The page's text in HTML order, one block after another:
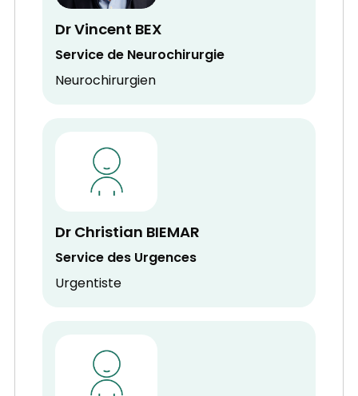
Dr Vincent BEX
Service de Neurochirurgie
Neurochirurgien
Dr Christian BIEMAR
Service des Urgences
Urgentiste